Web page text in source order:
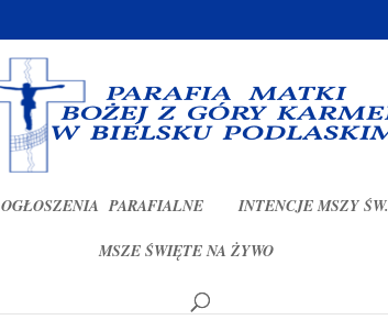
OGŁOSZENIA PARAFIALNE INTENCJE MSZY ŚW.
MSZE ŚWIĘTE NA ŻYWO